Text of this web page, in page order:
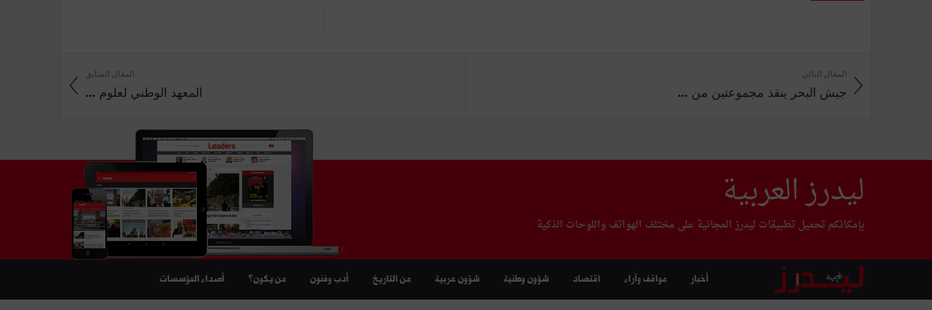
المقال السابق
المعهد الوطني لعلوم ...
المقال التالي
جيش البحر ينقذ مجموعتين من ...
ليدرز العربية
بإمكانكم تحميل تطبيقات ليدرز المجانية على مختلف الهواتف واللوحات الذكية
أخبار مواقف وآراء اقتصاد شؤون وطنية شؤون عربية من التاريخ أدب وفنون من يكون؟ أصداء المؤسسات